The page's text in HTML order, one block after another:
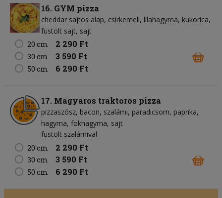
16. GYM pizza
cheddar sajtos alap csirkemell lilahagyma kukorica
füstölt sajt sajt
20 cm
2 290 Ft
30 cm 3 590 Ft
50 cm 6 290 Ft
17. Magyaros traktoros pizza
pizzaszósz bacon szalámi paradicsom paprika
hagyma fokhagyma sajt
füstölt szalámival
20 cm
2 290 Ft
30 cm 3 590 Ft
50 cm 6 290 Ft